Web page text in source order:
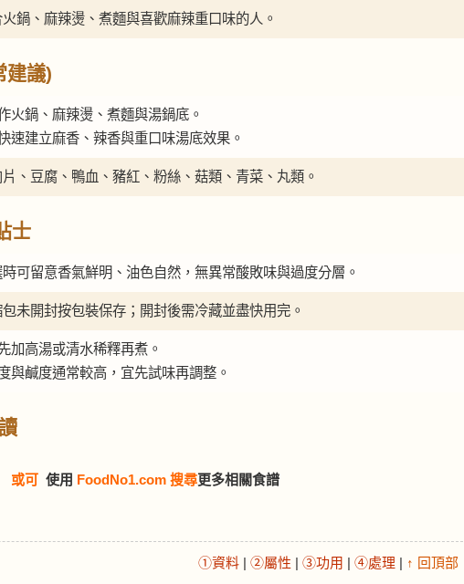
鍋、麻辣燙、煮麵與喜歡麻辣重口味的人。
建議)
火鍋、麻辣燙、煮麵與湯鍋底。
速建立麻香、辣香與重口味湯底效果。
、豆腐、鴨血、豬紅、粉絲、菇類、青菜、丸類。
士
可留意香氣鮮明、油色自然，無異常酸敗味與過度分層。
未開封按包裝保存；開封後需冷藏並盡快用完。
加高湯或清水稀釋再煮。
與鹹度通常較高，宜先試味再調整。
或可 使用 FoodNo1.com 搜尋更多相關食譜
①資料 | ②屬性 | ③功用 | ④處理 | ↑ 回頂部